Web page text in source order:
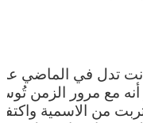
تدل في الماضي
مع مرور الزمن
من الاسمية